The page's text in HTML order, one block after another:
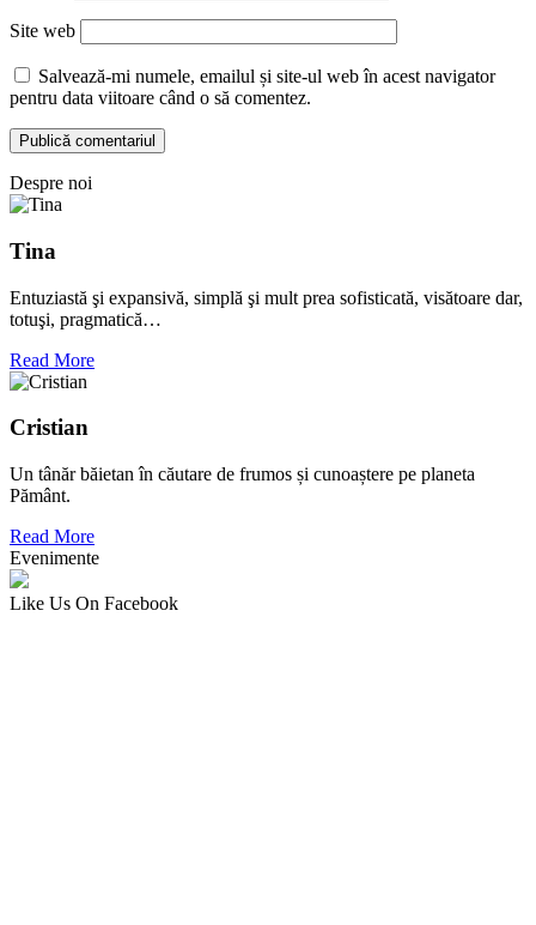
Site web
Salvează-mi numele, emailul și site-ul web în acest navigator
pentru data viitoare când o să comentez.
Despre noi
Tina
Entuziastă şi expansivă, simplă şi mult prea sofisticată, visătoare dar,
totuşi, pragmatică…
Read More
Cristian
Un tânăr băietan în căutare de frumos și cunoaștere pe planeta
Pământ.
Read More
Evenimente
Like Us On Facebook